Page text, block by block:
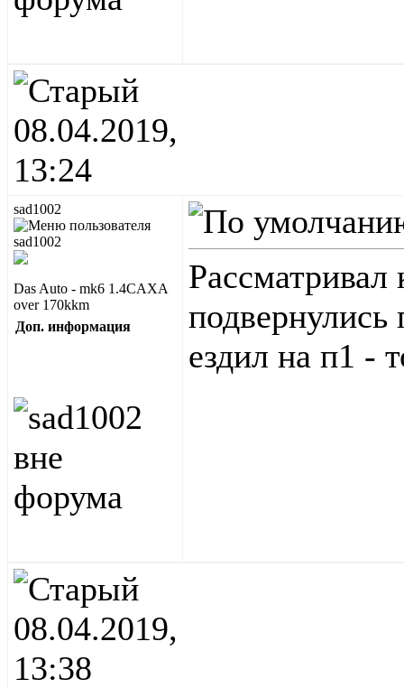
08.04.2019,
13:24
sad1002
Das Auto - mk6 1.4CAXA
over 170kkm
Доп. информация
Рассматривал
подвернулись
ездил на п1 -
08.04.2019,
13:38